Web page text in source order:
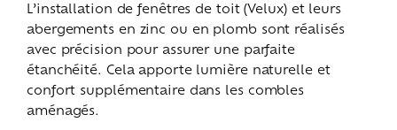
L’installation de fenêtres de toit (Velux) et leurs
abergements en zinc ou en plomb sont réalisés
avec précision pour assurer une parfaite
étanchéité. Cela apporte lumière naturelle et
confort supplémentaire dans les combles
aménagés.